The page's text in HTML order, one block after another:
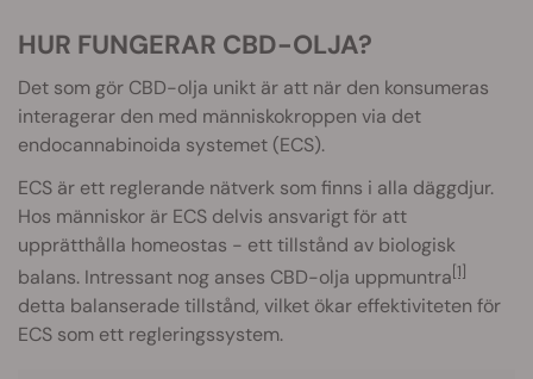
HUR FUNGERAR CBD-OLJA?
Det som gör CBD-olja unikt är att när den konsumeras
interagerar den med människokroppen via det
endocannabinoida systemet (ECS).
ECS är ett reglerande nätverk som finns i alla däggdjur.
Hos människor är ECS delvis ansvarigt för att
upprätthålla homeostas - ett tillstånd av biologisk
balans. Intressant nog anses CBD-olja uppmuntra[1]
detta balanserade tillstånd, vilket ökar effektiviteten för
ECS som ett regleringssystem.